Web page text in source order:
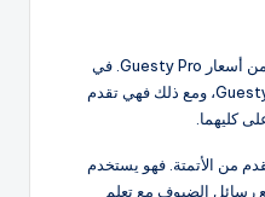
أسعار Hostex شفافة وأقل بكثير من أسعار Guesty Pro. في
الواقع، هي أكثر تنافسية من Guesty Lite، ومع ذلك فهي تقدم
كليهما.
من الأتمتة. فهو يستخدم
رسائل الضيوف مع تعلم